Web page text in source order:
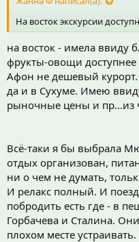
Как раз в Кындыге есть
Местные очень вкусно
блюда.
Источники в пешеходной
На восток экскурсии
Деревня. Тишина. Море без
Определяйтесь)
На восток экскурсии
на восток - имела ввиду
фрукты-овощи
Афон не дешевый
да и в Сухуме. Имею
рыночные цены и пр...из
Всё-таки я бы выбрала
отдых организован,
ни о чем не думать,
И релакс полный. И
побродить есть где - в
Горбачева и Сталина.
плохом месте устраивать.